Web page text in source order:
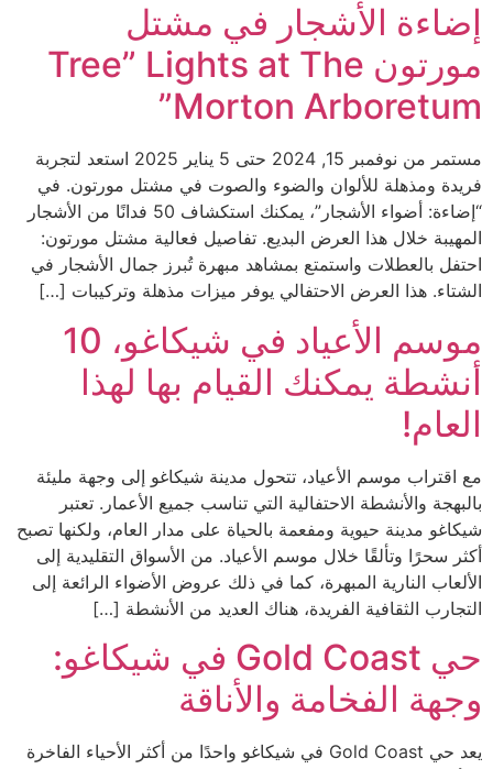
إضاءة الأشجار في مشتل
مورتون Tree” Lights at The
Morton Arboretum”
مستمر من نوفمبر 15, 2024 حتى 5 يناير 2025 استعد لتجربة
فريدة ومذهلة للألوان والضوء والصوت في مشتل مورتون. في
“إضاءة: أضواء الأشجار”، يمكنك استكشاف 50 فدانًا من الأشجار
المهيبة خلال هذا العرض البديع. تفاصيل فعالية مشتل مورتون:
احتفل بالعطلات واستمتع بمشاهد مبهرة تُبرز جمال الأشجار في
الشتاء. هذا العرض الاحتفالي يوفر ميزات مذهلة وتركيبات […]
موسم الأعياد في شيكاغو، 10
أنشطة يمكنك القيام بها لهذا
العام!
مع اقتراب موسم الأعياد، تتحول مدينة شيكاغو إلى وجهة مليئة
بالبهجة والأنشطة الاحتفالية التي تناسب جميع الأعمار. تعتبر
شيكاغو مدينة حيوية ومفعمة بالحياة على مدار العام، ولكنها تصبح
أكثر سحرًا وتألقًا خلال موسم الأعياد. من الأسواق التقليدية إلى
الألعاب النارية المبهرة، كما في ذلك عروض الأضواء الرائعة إلى
التجارب الثقافية الفريدة، هناك العديد من الأنشطة […]
حي Gold Coast في شيكاغو:
وجهة الفخامة والأناقة
يعد حي Gold Coast في شيكاغو واحدًا من أكثر الأحياء الفاخرة